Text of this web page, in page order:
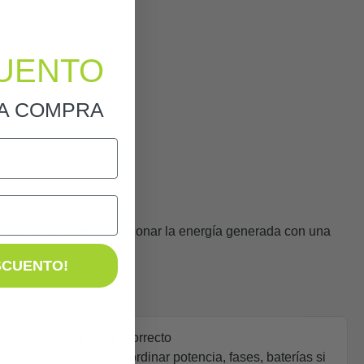
convertir y gestionar la energía generada con una
Dimensionamiento correcto
La elección debe coordinar potencia, fases, baterías si
COMPRA